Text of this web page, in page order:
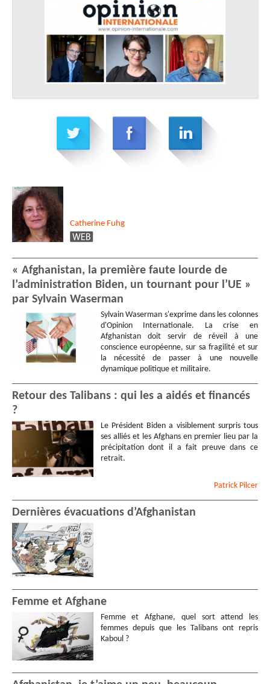
Catherine Fuhg
« Afghanistan, la première faute lourde de
l’administration Biden, un tournant pour l’UE »
par Sylvain Waserman
Sylvain Waserman s'exprime dans les colonnes
d'Opinion Internationale. La crise en
Afghanistan doit servir de réveil à une
conscience européenne, sur sa fragilité et sur
la nécessité de passer à une nouvelle
dynamique politique et militaire.
Retour des Talibans : qui les a aidés et financés
?
Le Président Biden a visiblement surpris tous
ses alliés et les Afghans en premier lieu par la
précipitation dont il a fait preuve dans ce
retrait.
Patrick Pilcer
Dernières évacuations d’Afghanistan
Femme et Afghane
Femme et Afghane, quel sort attend les
femmes depuis que les Talibans ont repris
Kaboul ?